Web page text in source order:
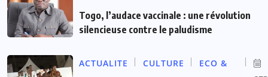
Togo, l’audace vaccinale : une révolution
silencieuse contre le paludisme
ACTUALITE CULTURE
ECO &